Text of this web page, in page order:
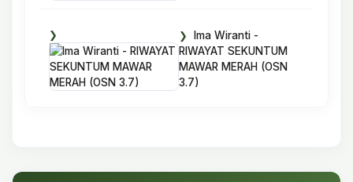
Ima Wiranti -
RIWAYAT SEKUNTUM
MAWAR MERAH (OSN
3.7)